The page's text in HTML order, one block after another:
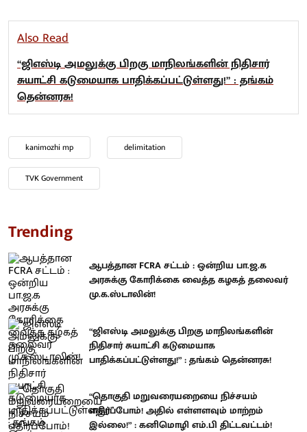
Also Read
“ஜிஎஸ்டி அமலுக்கு பிறகு மாநிலங்களின் நிதிசார்
சுயாட்சி கடுமையாக பாதிக்கப்பட்டுள்ளது!” : தங்கம்
தென்னரசு!
kanimozhi mp delimitation
TVK Government
Trending
ஆபத்தான FCRA சட்டம் : ஒன்றிய பா.ஜ.க
அரசுக்கு கோரிக்கை வைத்த கழகத் தலைவர்
மு.க.ஸ்டாலின்!
“ஜிஎஸ்டி அமலுக்கு பிறகு மாநிலங்களின்
நிதிசார் சுயாட்சி கடுமையாக
பாதிக்கப்பட்டுள்ளது!” : தங்கம் தென்னரசு!
“தொகுதி மறுவரையறையை நிச்சயம்
எதிர்ப்போம்! அதில் எள்ளளவும் மாற்றம்
இல்லை!” : கனிமொழி எம்.பி திட்டவட்டம்!